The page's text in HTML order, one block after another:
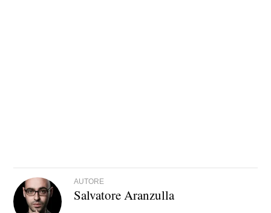
AUTORE
Salvatore Aranzulla